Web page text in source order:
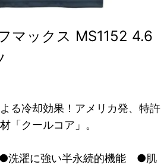
マックス MS1152 4.6
る冷却効果！アメリカ発、特許
「クールコア」。
濯に強い半永続的機能 ●肌